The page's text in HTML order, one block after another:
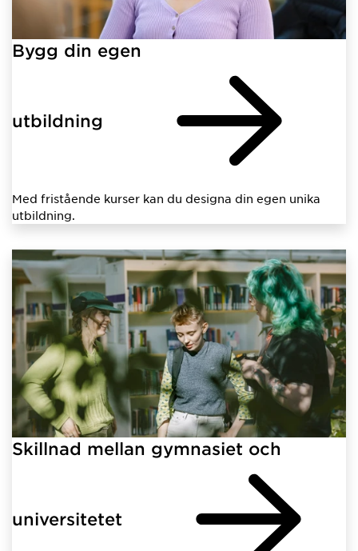
Bygg din egen
utbildning
Med fristående kurser kan du designa din egen unika
utbildning.
Skillnad mellan gymnasiet och
universitetet